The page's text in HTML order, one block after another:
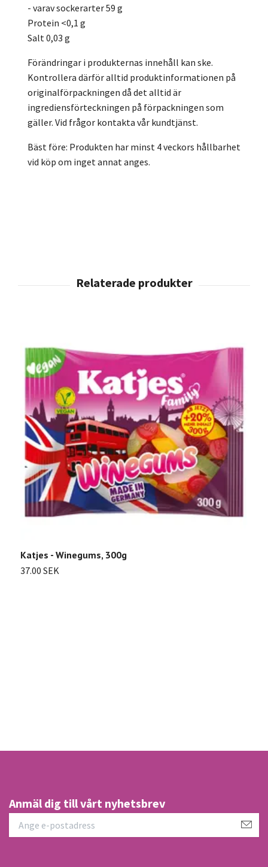
- varav sockerarter 59 g
Protein <0,1 g
Salt 0,03 g
Förändringar i produkternas innehåll kan ske.
Kontrollera därför alltid produktinformationen på
originalförpackningen då det alltid är
ingrediensförteckningen på förpackningen som
gäller. Vid frågor kontakta vår kundtjänst.
Bäst före: Produkten har minst 4 veckors hållbarhet
vid köp om inget annat anges.
Katjes - Winegums, 300g
37.00 SEK
Anmäl dig till vårt nyhetsbrev